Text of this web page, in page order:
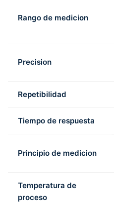
Rango de medicion
Precision
Repetibilidad
Tiempo de respuesta
Principio de medicion
Temperatura de
proceso